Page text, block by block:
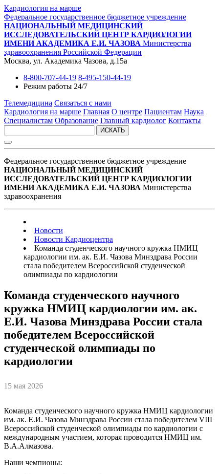
Кардиология на марше
Федеральное государственное бюджетное учреждение
НАЦИОНАЛЬНЫЙ МЕДИЦИНСКИЙ
ИССЛЕДОВАТЕЛЬСКИЙ ЦЕНТР КАРДИОЛОГИИ
ИМЕНИ АКАДЕМИКА Е.И. ЧАЗОВА Министерства
здравоохранения Российской Федерации
Москва, ул. Академика Чазова, д.15а
8-800-707-44-19 8-495-150-44-19
Режим работы 24/7
Телемедицина Связаться с нами
Кардиология на марше Главная О центре Пациентам Наука
Специалистам Образование Главный кардиолог Контакты
ИСКАТЬ
Федеральное государственное бюджетное учреждение
НАЦИОНАЛЬНЫЙ МЕДИЦИНСКИЙ
ИССЛЕДОВАТЕЛЬСКИЙ ЦЕНТР КАРДИОЛОГИИ
ИМЕНИ АКАДЕМИКА Е.И. ЧАЗОВА Министерства
здравоохранения
Новости
Новости Кардиоцентра
Команда студенческого научного кружка НМИЦ
кардиологии им. ак. Е.И. Чазова Минздрава России
стала победителем Всероссийской студенческой
олимпиады по кардиологии
Команда студенческого научного
кружка НМИЦ кардиологии им. ак.
Е.И. Чазова Минздрава России стала
победителем Всероссийской
студенческой олимпиады по
кардиологии
15 мая 2026
Команда студенческого научного кружка НМИЦ кардиологии
им. ак. Е.И. Чазова Минздрава России стала победителем VIII
Всероссийской студенческой олимпиады по кардиологии с
международным участием, которая проводится НМИЦ им.
В.А.Алмазова.
Наши чемпионы: